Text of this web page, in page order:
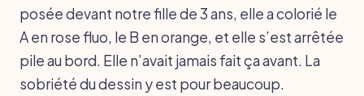
posée devant notre fille de 3 ans, elle a colorié le
A en rose fluo, le B en orange, et elle s’est arrêtée
pile au bord. Elle n’avait jamais fait ça avant. La
sobriété du dessin y est pour beaucoup.